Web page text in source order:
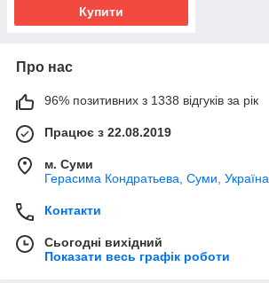
Купити
Про нас
96% позитивних з 1338 відгуків за рік
Працює з 22.08.2019
м. Суми
Герасима Кондратьева, Суми, Україна
Контакти
Сьогодні вихідний
Показати весь графік роботи